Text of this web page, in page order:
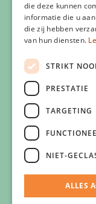
Recepten,
ontvangen?
Schrijf je
mailadres
Volg ons
die deze kunnen
informatie die u
die zij hebben
van hun diensten.
STRIKT
PRESTATIE
TARGETING
NIET-
ALLES